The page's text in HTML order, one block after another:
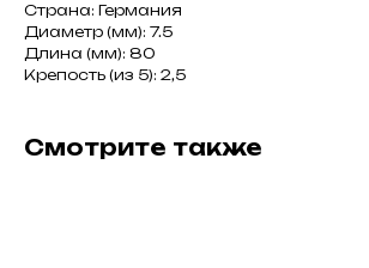
Страна: Германия
Диаметр (мм): 7.5
Длина (мм): 80
Крепость (из 5): 2,5
Смотрите также